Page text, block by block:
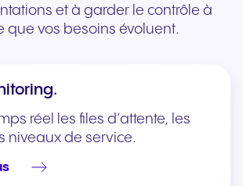
et à garder le contrôle à
que vos besoins évoluent.
réel les files d’attente, les
niveaux de service.